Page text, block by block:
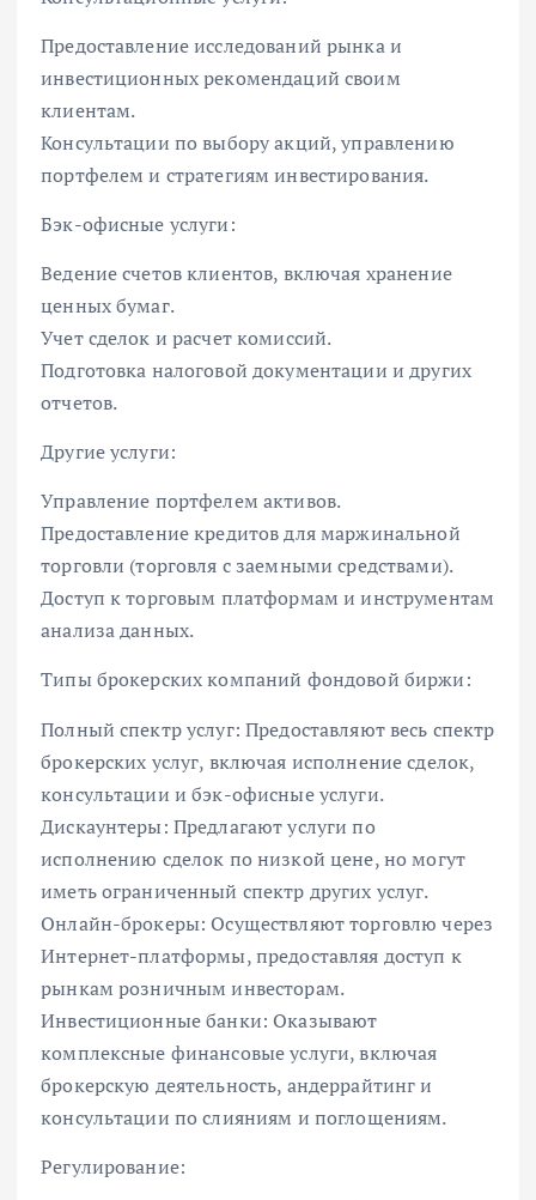
Предоставление исследований рынка и
инвестиционных рекомендаций своим
клиентам.
Консультации по выбору акций, управлению
портфелем и стратегиям инвестирования.
Бэк-офисные услуги:
Ведение счетов клиентов, включая хранение
ценных бумаг.
Учет сделок и расчет комиссий.
Подготовка налоговой документации и других
отчетов.
Другие услуги:
Управление портфелем активов.
Предоставление кредитов для маржинальной
торговли (торговля с заемными средствами).
Доступ к торговым платформам и инструментам
анализа данных.
Типы брокерских компаний фондовой биржи:
Полный спектр услуг: Предоставляют весь спектр
брокерских услуг, включая исполнение сделок,
консультации и бэк-офисные услуги.
Дискаунтеры: Предлагают услуги по
исполнению сделок по низкой цене, но могут
иметь ограниченный спектр других услуг.
Онлайн-брокеры: Осуществляют торговлю через
Интернет-платформы, предоставляя доступ к
рынкам розничным инвесторам.
Инвестиционные банки: Оказывают
комплексные финансовые услуги, включая
брокерскую деятельность, андеррайтинг и
консультации по слияниям и поглощениям.
Регулирование: